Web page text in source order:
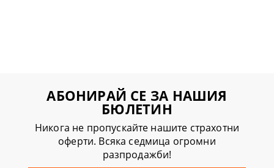
АБОНИРАЙ СЕ ЗА НАШИЯ
БЮЛЕТИН
Никога не пропускайте нашите страхотни
оферти. Всяка седмица огромни
разпродажби!